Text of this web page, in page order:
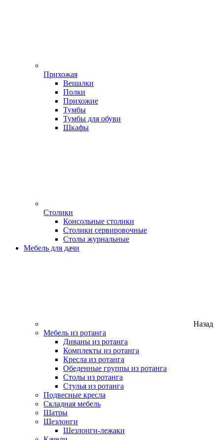
Прихожая
Вешалки
Полки
Прихожие
Тумбы
Тумбы для обуви
Шкафы
Столики
Консольные столики
Столики сервировочные
Столы журнальные
Мебель для дачи
Назад
Мебель из ротанга
Диваны из ротанга
Комплекты из ротанга
Кресла из ротанга
Обеденные группы из ротанга
Столы из ротанга
Стулья из ротанга
Подвесные кресла
Складная мебель
Шатры
Шезлонги
Шезлонги-лежаки